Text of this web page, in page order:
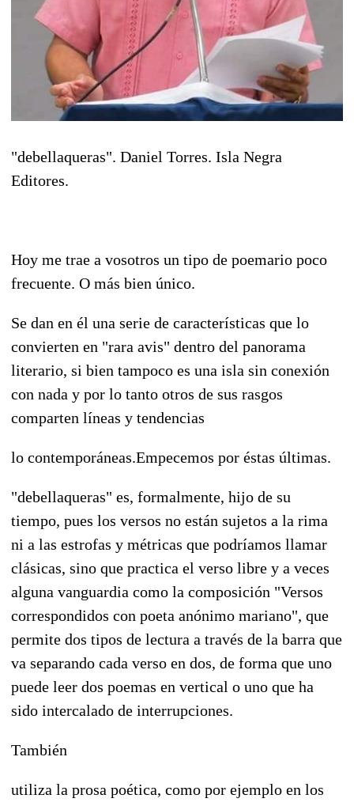
"debellaqueras". Daniel Torres. Isla Negra
Editores.
Hoy me trae a vosotros un tipo de poemario poco
frecuente. O más bien único.
Se dan en él una serie de características que lo
convierten en "rara avis" dentro del panorama
literario, si bien tampoco es una isla sin conexión
con nada y por lo tanto otros de sus rasgos
comparten líneas y tendencias
lo contemporáneas.Empecemos por éstas últimas.
"debellaqueras" es, formalmente, hijo de su
tiempo, pues los versos no están sujetos a la rima
ni a las estrofas y métricas que podríamos llamar
clásicas, sino que practica el verso libre y a veces
alguna vanguardia como la composición "Versos
correspondidos con poeta anónimo mariano", que
permite dos tipos de lectura a través de la barra que
va separando cada verso en dos, de forma que uno
puede leer dos poemas en vertical o uno que ha
sido intercalado de interrupciones.
También
utiliza la prosa poética, como por ejemplo en los